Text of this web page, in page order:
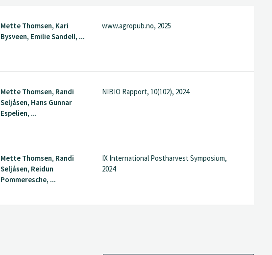
Mette Thomsen, Kari
Bysveen, Emilie Sandell, ...
www.agropub.no, 2025
Mette Thomsen, Randi
Seljåsen, Hans Gunnar
Espelien, ...
NIBIO Rapport, 10(102), 2024
Mette Thomsen, Randi
Seljåsen, Reidun
Pommeresche, ...
IX International Postharvest Symposium,
2024